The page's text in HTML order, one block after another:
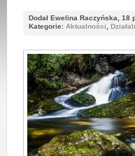
Dodał Ewelina Raczyńska, 18
Kategorie: Aktualności,